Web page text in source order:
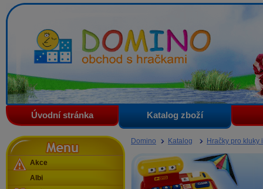
Domino - obchod s hračkami
Úvodní stránka Katalog zboží
Domino Katalog Hračky pro kluky
Menu
Akce
Albi